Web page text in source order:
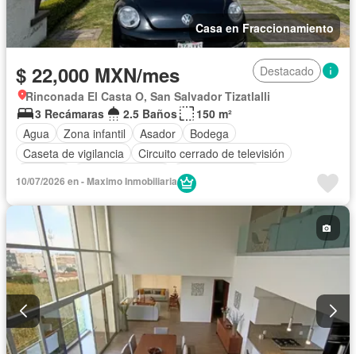
Casa en Fraccionamiento
$ 22,000 MXN/mes
Destacado
Rinconada El Casta O, San Salvador Tizatlalli
3 Recámaras
2.5 Baños
150 m²
Agua
Zona infantil Asador
Bodega
Caseta de vigilancia
Circuito cerrado de televisión
Cocina integral
Electricidad
Internet
Jardín
Sala polivalente
Seguridad
Televisión por cable
Zonas verdes
Permite mascotas
Solo familias
Completamente amueblado
10/07/2026 en - Maximo Inmobiliaria